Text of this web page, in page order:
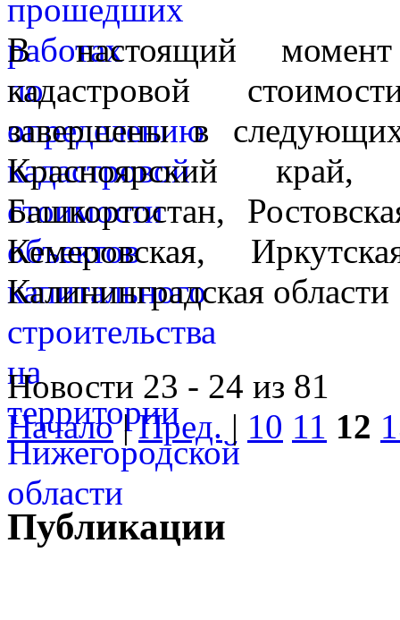
В настоящий
кадастровой
завершены в
Красноярский
Башкортостан,
Кемеровская,
Калининградская области
Новости 23 - 24 из 81
Начало|Пред. | 10 11 12
Публикации